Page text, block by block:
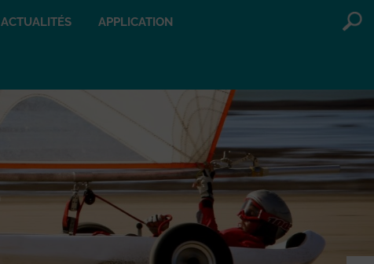
ACTUALITÉS APPLICATION